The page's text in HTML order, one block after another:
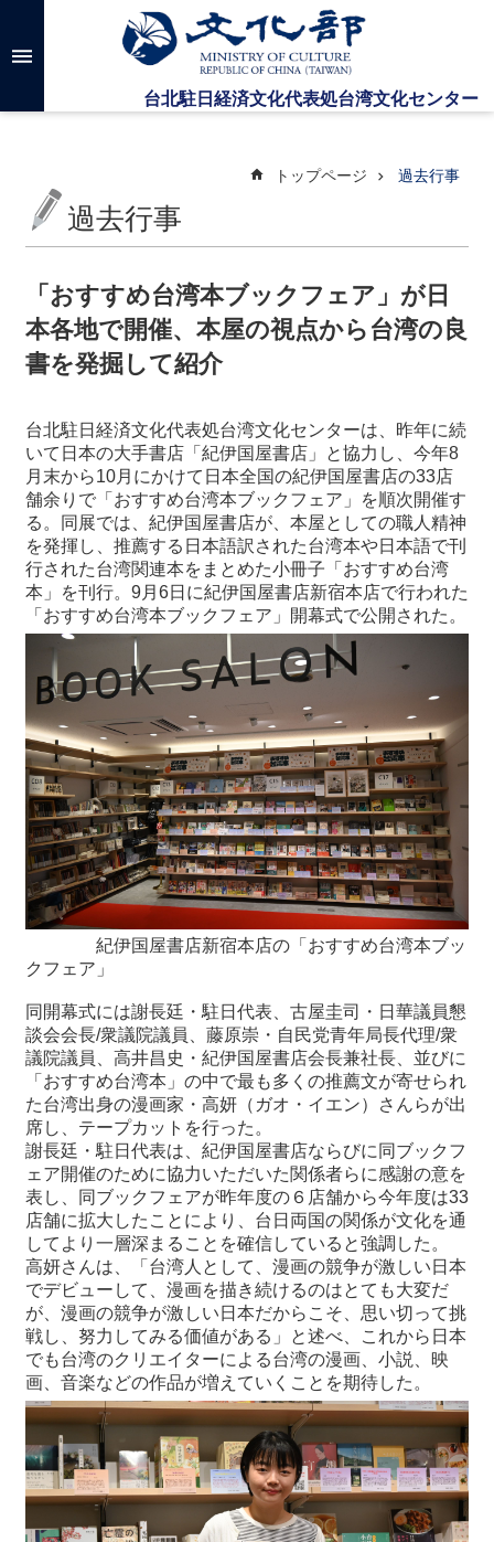
メインのコンテンツブロックにジャンプします
高
検
台
セ
ン
タ
に
つ
い
て
最
新
情
と
過
去
行
事
台
湾
の
連
リ
ン
ホ
ー
ム
サ
イ
ト
マ
ッ
プ
トップページ 過去行事
過去行事
「おすすめ台湾本ブックフェア」が日
本各地で開催、本屋の視点から台湾の良
書を発掘して紹介
台北駐日経済文化代表処台湾文化センターは、昨年に続
いて日本の大手書店「紀伊国屋書店」と協力し、今年8
月末から10月にかけて日本全国の紀伊国屋書店の33店
舗余りで「おすすめ台湾本ブックフェア」を順次開催す
る。同展では、紀伊国屋書店が、本屋としての職人精神
を発揮し、推薦する日本語訳された台湾本や日本語で刊
行された台湾関連本をまとめた小冊子「おすすめ台湾
本」を刊行。9月6日に紀伊国屋書店新宿本店で行われた
「おすすめ台湾本ブックフェア」開幕式で公開された。
紀伊国屋書店新宿本店の「おすすめ台湾本ブッ
クフェア」
同開幕式には謝長廷・駐日代表、古屋圭司・日華議員懇
談会会長/衆議院議員、藤原崇・自民党青年局長代理/衆
議院議員、高井昌史・紀伊国屋書店会長兼社長、並びに
「おすすめ台湾本」の中で最も多くの推薦文が寄せられ
た台湾出身の漫画家・高妍（ガオ・イエン）さんらが出
席し、テープカットを行った。
謝長廷・駐日代表は、紀伊国屋書店ならびに同ブックフ
ェア開催のために協力いただいた関係者らに感謝の意を
表し、同ブックフェアが昨年度の６店舗から今年度は33
店舗に拡大したことにより、台日両国の関係が文化を通
してより一層深まることを確信していると強調した。
高妍さんは、「台湾人として、漫画の競争が激しい日本
でデビューして、漫画を描き続けるのはとても大変だ
が、漫画の競争が激しい日本だからこそ、思い切って挑
戦し、努力してみる価値がある」と述べ、これから日本
でも台湾のクリエイターによる台湾の漫画、小説、映
画、音楽などの作品が増えていくことを期待した。